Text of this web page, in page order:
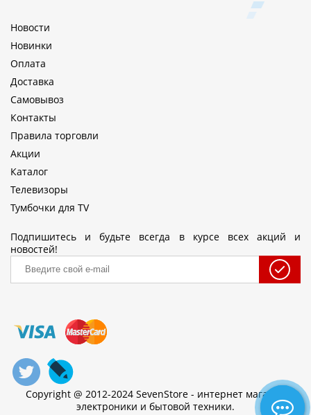
Новости
Новинки
Оплата
Доставка
Самовывоз
Контакты
Правила торговли
Акции
Каталог
Телевизоры
Тумбочки для TV
Подпишитесь и будьте всегда в курсе всех акций и
новостей!
Copyright @ 2012-2024 SevenStore - интернет магазин
электроники и бытовой техники.